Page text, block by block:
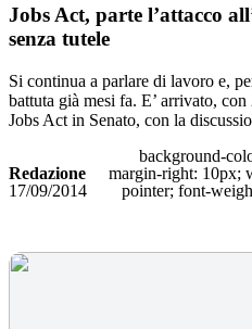
Jobs Act, parte l’attacco
senza tutele
Si continua a parlare di lavoro e,
battuta già mesi fa. E’ arrivato,
Jobs Act in Senato, con la
Redazione
17/09/2014
background-
margin-right: 10px;
pointer; font-